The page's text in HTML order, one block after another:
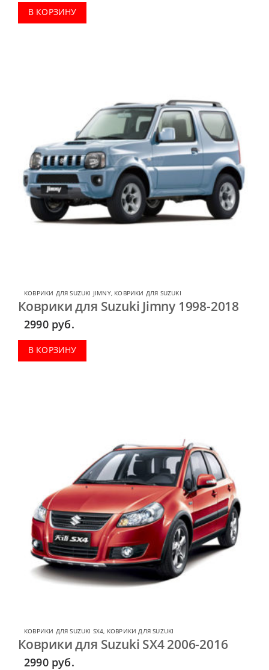
В КОРЗИНУ
КОВРИКИ ДЛЯ SUZUKI JIMNY, КОВРИКИ ДЛЯ SUZUKI
Коврики для Suzuki Jimny 1998-2018
2990 руб.
В КОРЗИНУ
КОВРИКИ ДЛЯ SUZUKI SX4, КОВРИКИ ДЛЯ SUZUKI
Коврики для Suzuki SX4 2006-2016
2990 руб.